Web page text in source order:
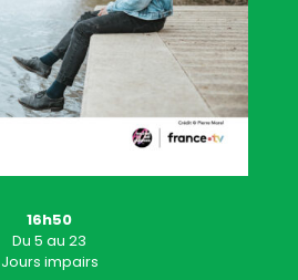
16h50
Du 5 au 23
Jours impairs